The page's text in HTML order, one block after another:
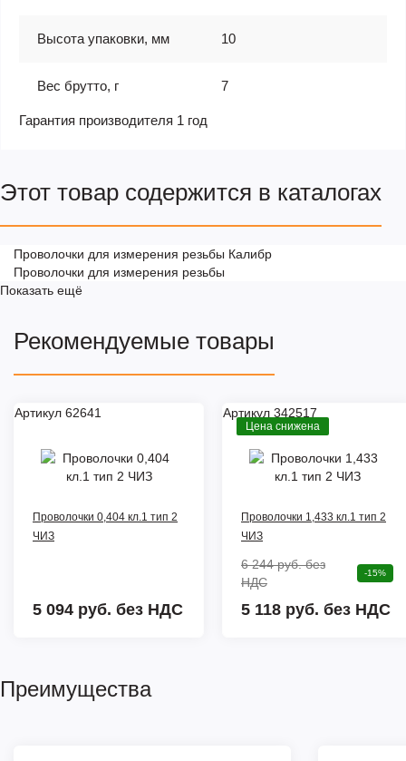
Высота упаковки, мм 10
Вес брутто, г 7
Гарантия производителя 1 год
Этот товар содержится в каталогах
Проволочки для измерения резьбы Калибр
Проволочки для измерения резьбы
Показать ещё
Рекомендуемые товары
Артикул 62641
Проволочки 0,404 кл.1 тип 2
ЧИЗ
5 094 руб. без НДС
Артикул 342517
Цена снижена
Проволочки 1,433 кл.1 тип 2
ЧИЗ
6 244 руб.без
НДС
-15%
5 118 руб. без НДС
Преимущества